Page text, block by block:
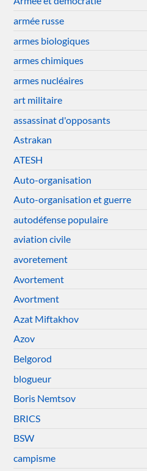
armée russe
armes biologiques
armes chimiques
armes nucléaires
art militaire
assassinat d'opposants
Astrakan
ATESH
Auto-organisation
Auto-organisation et guerre
autodéfense populaire
aviation civile
avoretement
Avortement
Avortment
Azat Miftakhov
Azov
Belgorod
blogueur
Boris Nemtsov
BRICS
BSW
campisme